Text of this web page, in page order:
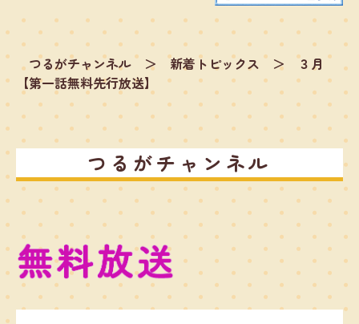
つるがチャンネル ＞ 新着トピックス ＞
３月
【第一話無料先行放送】
つるがチャンネル